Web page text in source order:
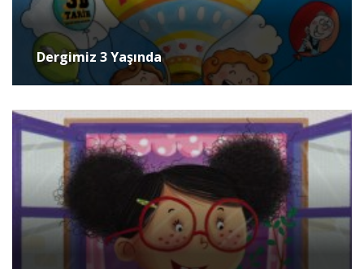
Dergimiz 3 Yaşında